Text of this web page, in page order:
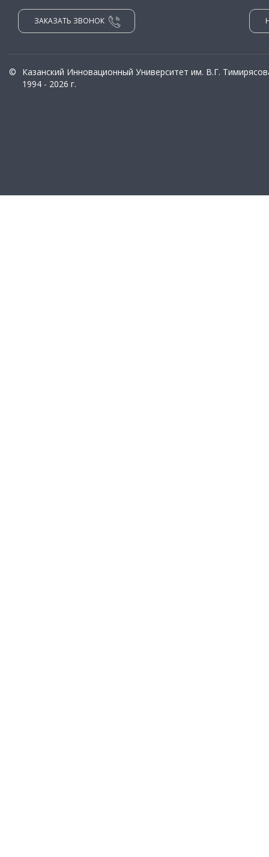
ЗАКАЗАТЬ ЗВОНОК
©
Казанский Инновационный Университет им. В.Г.
1994 - 2026 г.